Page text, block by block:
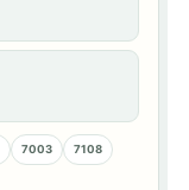
7003 7108